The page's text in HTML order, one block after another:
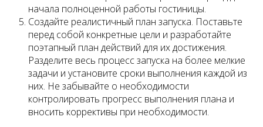
начала полноценной работы гостиницы.
Создайте реалистичный план запуска. Поставьте
перед собой конкретные цели и разработайте
поэтапный план действий для их достижения.
Разделите весь процесс запуска на более мелкие
задачи и установите сроки выполнения каждой из
них. Не забывайте о необходимости
контролировать прогресс выполнения плана и
вносить коррективы при необходимости.